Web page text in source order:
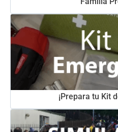
¡Prepara tu Kit